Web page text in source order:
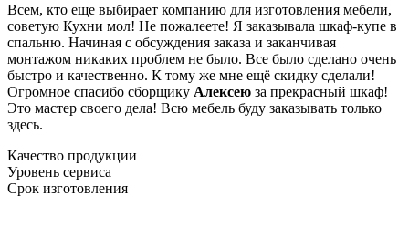
Всем, кто еще выбирает компанию для изготовления мебели,
советую Кухни мол! Не пожалеете! Я заказывала шкаф-купе в
спальню. Начиная с обсуждения заказа и заканчивая
монтажом никаких проблем не было. Все было сделано очень
быстро и качественно. К тому же мне ещё скидку сделали!
Огромное спасибо сборщику Алексею за прекрасный шкаф!
Это мастер своего дела! Всю мебель буду заказывать только
здесь.
Качество продукции
Уровень сервиса
Срок изготовления